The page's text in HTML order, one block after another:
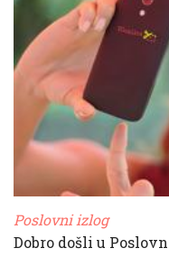
Poslovni izlog
Dobro došli u